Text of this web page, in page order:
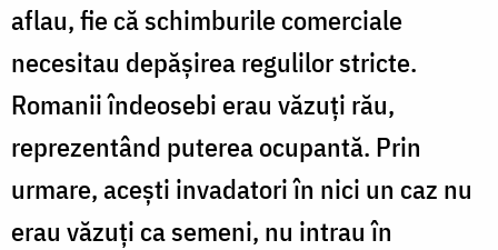
aflau, fie că schimburile comerciale
necesitau depășirea regulilor stricte.
Romanii îndeosebi erau văzuți rău,
reprezentând puterea ocupantă. Prin
urmare, acești invadatori în nici un caz nu
erau văzuți ca semeni, nu intrau în